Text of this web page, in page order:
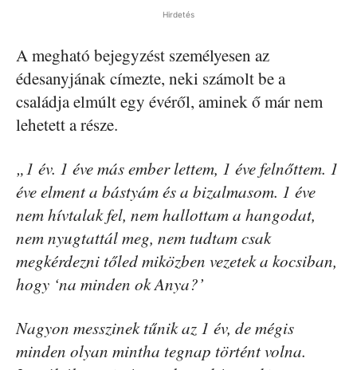
Hirdetés
A megható bejegyzést személyesen az
édesanyjának címezte, neki számolt be a
családja elmúlt egy évéről, aminek ő már nem
lehetett a része.
„1 év. 1 éve más ember lettem, 1 éve felnőttem. 1
éve elment a bástyám és a bizalmasom. 1 éve
nem hívtalak fel, nem hallottam a hangodat,
nem nyugtattál meg, nem tudtam csak
megkérdezni tőled miközben vezetek a kocsiban,
hogy ‘na minden ok Anya?’
Nagyon messzinek tűnik az 1 év, de mégis
minden olyan mintha tegnap történt volna.